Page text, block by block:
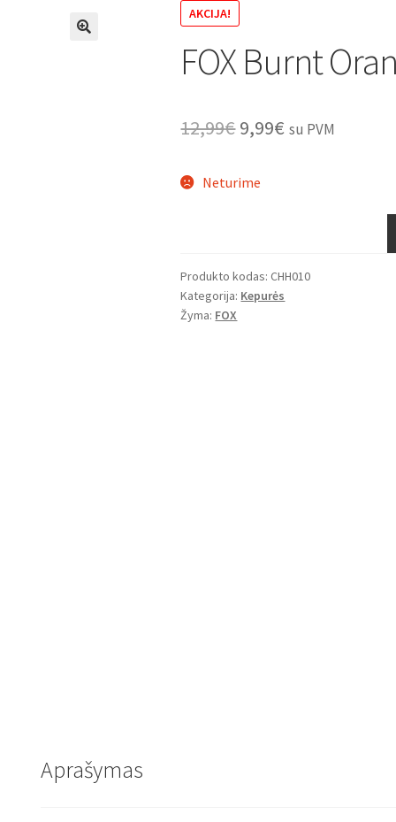
AKCIJA!
FOX Burnt
12,99€Original
was:
9,99€ Current
su PVM
Neturime
Produkto kodas:CHH010
Kategorija: Kepurės
Žyma: FOX
Aprašymas